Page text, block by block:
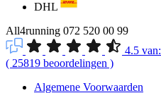
DHL
All4running 072 520 00 99
4.5 van:
( 25819 beoordelingen )
Algemene Voorwaarden